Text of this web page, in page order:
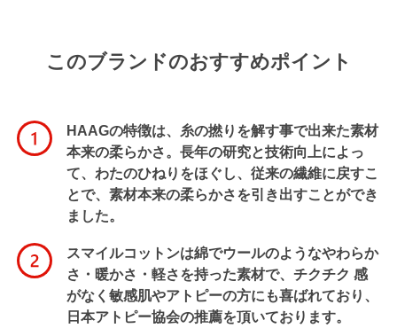
このブランドのおすすめポイント
HAAGの特徴は、糸の撚りを解す事で出来た素材
本来の柔らかさ。長年の研究と技術向上によっ
て、わたのひねりをほぐし、従来の繊維に戻すこ
とで、素材本来の柔らかさを引き出すことができ
ました。
スマイルコットンは綿でウールのようなやわらか
さ・暖かさ・軽さを持った素材で、チクチク 感
がなく敏感肌やアトピーの方にも喜ばれており、
日本アトピー協会の推薦を頂いております。